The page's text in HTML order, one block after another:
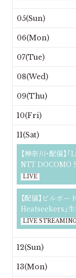
05(Sun)
06(Mon)
07(Tue)
08(Wed)
09(Thu)
10(Fri)
11(Sat)
【神奈川・配信
NTT DOCOMO
LIVE
【配信】ビルボ
Heatseekers」生
LIVE
12(Sun)
13(Mon)